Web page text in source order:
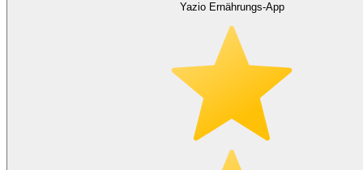
Yazio Ernährungs-App